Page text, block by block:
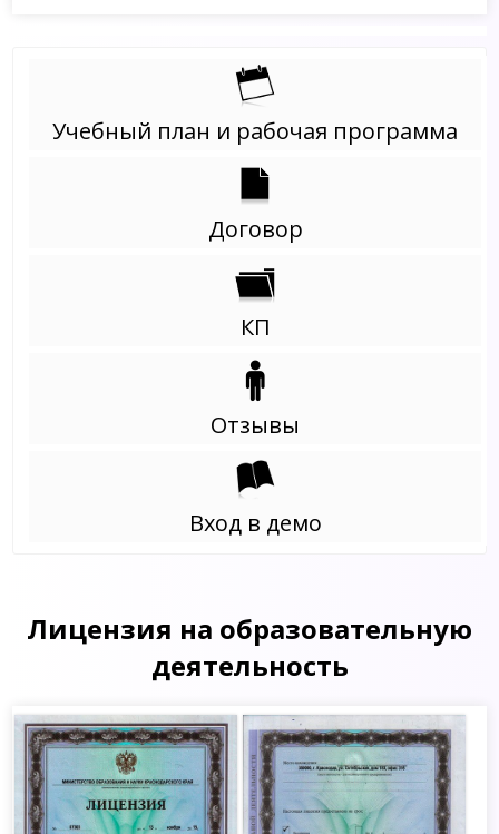
Учебный план и рабочая программа
Договор
КП
Отзывы
Вход в демо
Лицензия на образовательную
деятельность